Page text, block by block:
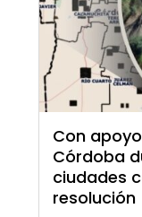
Con
Córdoba
ciudades
resolución